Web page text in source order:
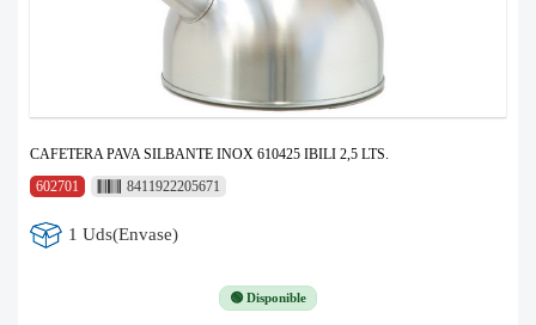
CAFETERA PAVA SILBANTE INOX 610425 IBILI 2,5 LTS.
602701
8411922205671
1 Uds(Envase)
🟢 Disponible